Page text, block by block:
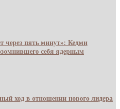
через пять минут»: Кедми
себя ядерным
ход в отношении нового лидера